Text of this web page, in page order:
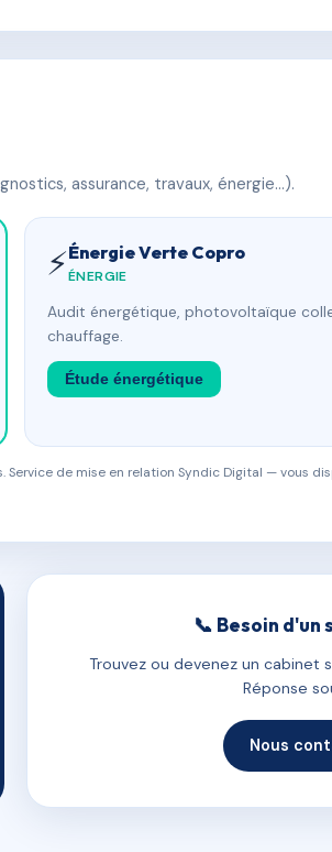
assurance, travaux, énergie…).
⚡Énergie Verte Copro
ÉNERGIE
Audit énergétique, photovoltaïque
chauffage.
Étude énergétique
de mise en relation Syndic Digital — vous
📞 Besoin d'un
Trouvez ou devenez un cabinet
Réponse
Nous